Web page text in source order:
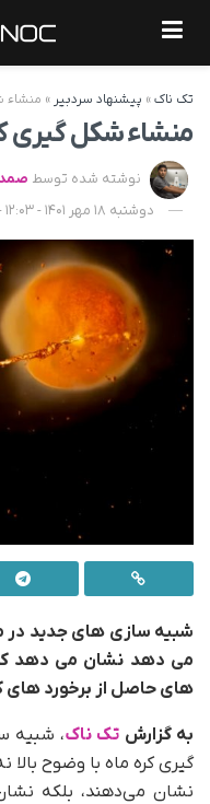
تک ناک» پیشنهاد سردبیر »
منشاء شکل
نوشته شده توسط
دوشنبه 18 مهر 1401 - 12:03 - به‌روزشده در سه‌شنبه 26 مهر 1401 - 14:20
شبیه سازی های جدید در
می دهد نشان می دهد که
های حاصل از برخورد های
به گزارش تک ناک، شبیه
گیری کره ماه با وضوح بالا
نشان می‌دهند، بلکه